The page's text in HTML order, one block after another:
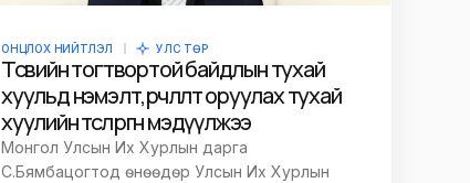
ОНЦЛОХ НИЙТЛЭЛ УЛС ТӨР
Төсвийн тогтвортой байдлын тухай
хуульд нэмэлт, өөрчлөлт оруулах тухай
хуулийн төсөл өргөн мэдүүлжээ
Монгол Улсын Их Хурлын дарга
С.Бямбацогтод өнөөдөр Улсын Их Хурлын